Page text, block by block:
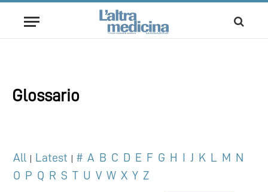
Glossario
All | Latest | # A B C D E F G H J K L M
N
O P Q R S T U V W X Y Z